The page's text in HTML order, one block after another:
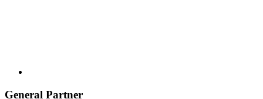
General Partner